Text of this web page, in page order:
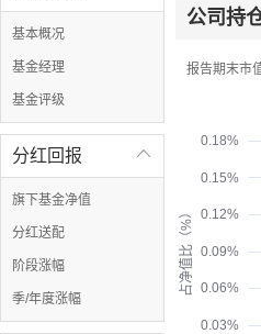
基本概况
基金经理
基金评级

分红回报
旗下基金净值
分红送配
阶段涨幅
季/年度涨幅
公司持
报告期末市
占净值比（%）
0.03%
0.06%
0.09%
0.12%
0.15%
0.18%